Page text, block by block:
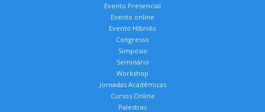
Evento Presencial
Evento online
Evento Híbrido
Congresso
Simpósio
Seminário
Workshop
Jornadas Acadêmicas
Cursos Online
Palestras